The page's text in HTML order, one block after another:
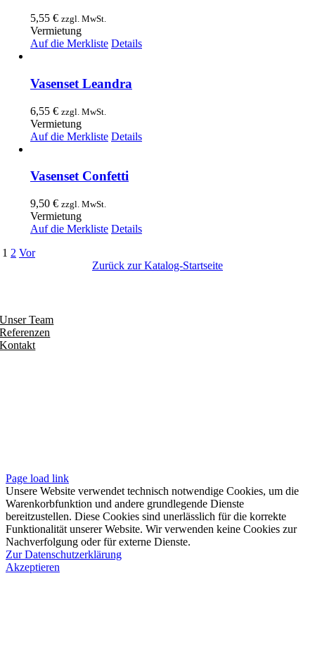
5,55 € zzgl. MwSt.
Vermietung
Auf die Merkliste Details
Vasenset Leandra
6,55 € zzgl. MwSt.
Vermietung
Auf die Merkliste Details
Vasenset Confetti
9,50 € zzgl. MwSt.
Vermietung
Auf die Merkliste Details
1 2 Vor
Zurück zur Katalog-Startseite
Unser Team
Referenzen
Kontakt
Page load link
Unsere Website verwendet technisch notwendige Cookies, um die
Warenkorbfunktion und andere grundlegende Dienste
bereitzustellen. Diese Cookies sind unerlässlich für die korrekte
Funktionalität unserer Website. Wir verwenden keine Cookies zur
Nachverfolgung oder für externe Dienste.
Zur Datenschutzerklärung
Akzeptieren